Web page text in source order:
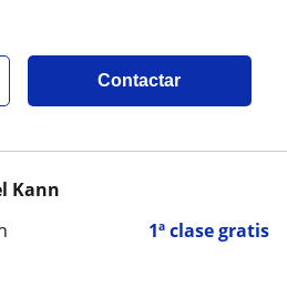
Contactar
1ª clase gratis
Kann